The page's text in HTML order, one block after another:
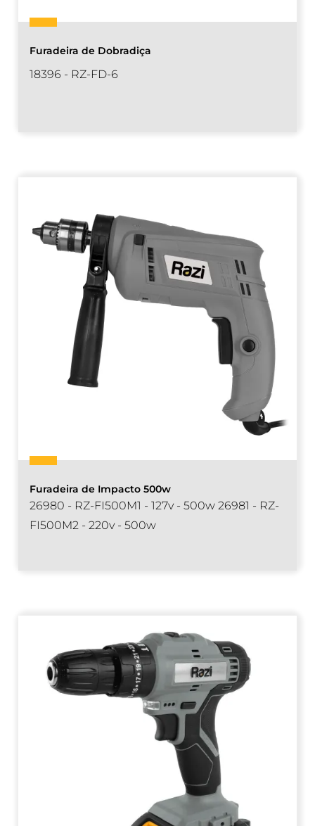
Furadeira de Dobradiça
18396 - RZ-FD-6
Furadeira de Impacto 500w
26980 - RZ-FI500M1 - 127v - 500w 26981 - RZ-
FI500M2 - 220v - 500w